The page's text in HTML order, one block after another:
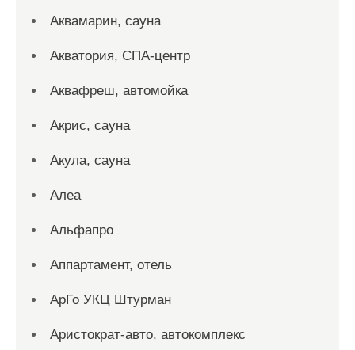
Аквамарин, сауна
Акватория, СПА-центр
Аквафреш, автомойка
Акрис, сауна
Акула, сауна
Алеа
Альфапро
Аппартамент, отель
АрГо УКЦ Штурман
Аристократ-авто, автокомплекс